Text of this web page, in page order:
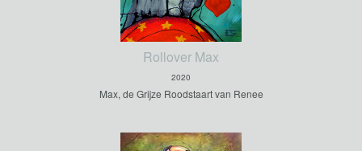
Rollover Max
2020
Max, de Grijze Roodstaart van Renee